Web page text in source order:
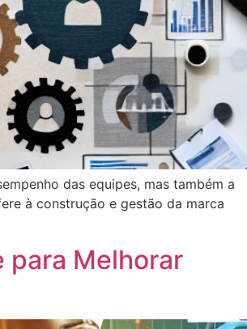
das equipes, mas também a
à construção e gestão da marca
para Melhorar